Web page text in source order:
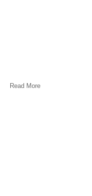
Read More